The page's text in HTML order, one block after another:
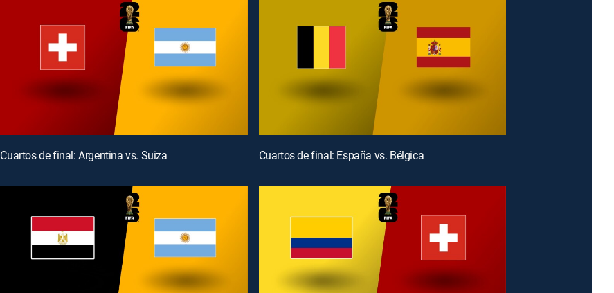
Cuartos de final: Argentina vs. Suiza Cuartos de final: España vs. Bélgica